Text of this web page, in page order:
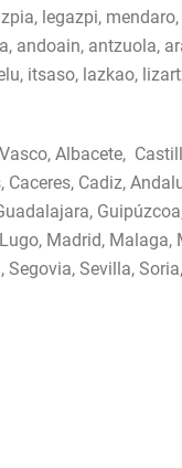
legazpi,
andoain, antzuola,
itsaso, lazkao,
Albacete,
Cadiz,
Madrid,
Sevilla,